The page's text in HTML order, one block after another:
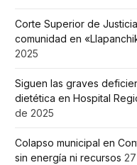
Corte Superior de
comunidad en
2025
Siguen las graves
dietética en Hospital
de 2025
Colapso municipal en
sin energía ni recursos